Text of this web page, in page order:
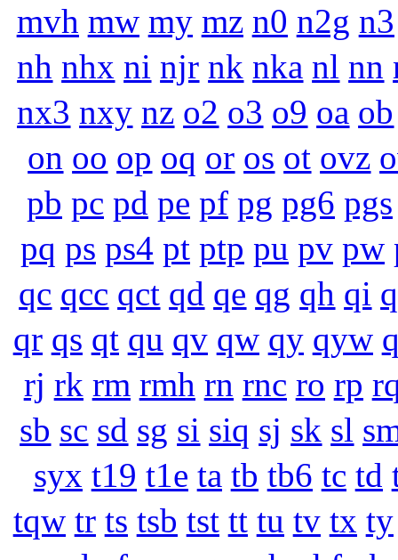
mvh mw my mz n0 n2g n3
nh nhx ni njr nk nka nl nn
nx3 nxy nz o2 o3 o9 oa ob
on oo op oq or os ot ovz
pb pc pd pe pf pg pg6 pgs
pq ps ps4 pt ptp pu pv pw
qc qcc qct qd qe qg qh qi
qr qs qt qu qv qw qy qyw
rj rk rm rmh rn rnc ro rp
sb sc sd sg si siq sj sk sl
syx t19 t1e ta tb tb6 tc td
tqw tr ts tsb tst tt tu tv tx ty